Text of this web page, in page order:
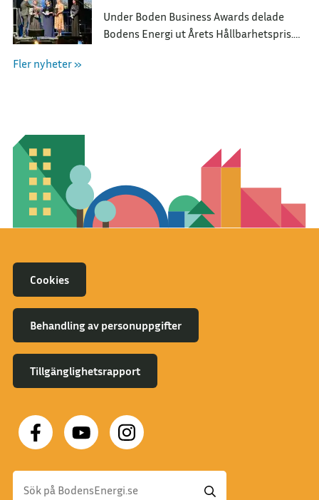
Under Boden Business Awards delade
Bodens Energi ut Årets Hållbarhetspris.
Fler nyheter »
Cookies
Behandling av personuppgifter
Tillgänglighetsrapport